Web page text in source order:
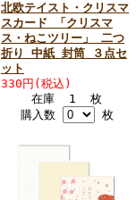
北欧テイスト・クリスマ
スカード 「クリスマ
ス・ねこツリー」 二つ
折り 中紙 封筒 ３点セ
ット
330円(税込)
在庫 1 枚
購入数
枚